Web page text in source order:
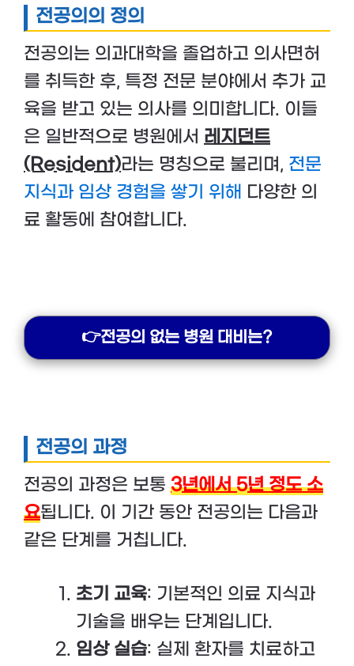
전공의의 정의
전공의는 의과대학을 졸업하고 의사면허
를 취득한 후, 특정 전문 분야에서 추가 교
육을 받고 있는 의사를 의미합니다. 이들
은 일반적으로 병원에서 레지던트
(Resident)라는 명칭으로 불리며, 전문
지식과 임상 경험을 쌓기 위해 다양한 의
료 활동에 참여합니다.
👉전공의 없는 병원 대비는?
전공의 과정
전공의 과정은 보통 3년에서 5년 정도 소
요됩니다. 이 기간 동안 전공의는 다음과
같은 단계를 거칩니다.
초기 교육: 기본적인 의료 지식과
기술을 배우는 단계입니다.
임상 실습: 실제 환자를 치료하고